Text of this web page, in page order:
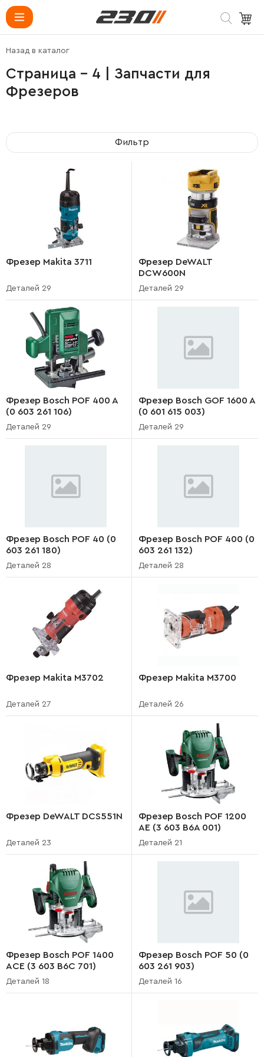
Страница - 4 | Запчасти для
Фрезеров
Назад в каталог
Фильтр
Фрезер Makita 3711
Деталей 29
Фрезер DeWALT
DCW600N
Деталей 29
Фрезер Bosch POF 400 A
(0 603 261 106)
Деталей 29
Фрезер Bosch GOF 1600 A
(0 601 615 003)
Деталей 29
Фрезер Bosch POF 40 (0
603 261 180)
Деталей 28
Фрезер Bosch POF 400 (0
603 261 132)
Деталей 28
Фрезер Makita M3702
Деталей 27
Фрезер Makita M3700
Деталей 26
Фрезер DeWALT DCS551N
Деталей 23
Фрезер Bosch POF 1200
AE (3 603 B6A 001)
Деталей 21
Фрезер Bosch POF 1400
ACE (3 603 B6C 701)
Деталей 18
Фрезер Bosch POF 50 (0
603 261 903)
Деталей 16